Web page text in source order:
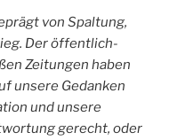
von Spaltung,
Der öffentlich-
Zeitungen haben
unsere Gedanken
und unsere
gerecht, oder